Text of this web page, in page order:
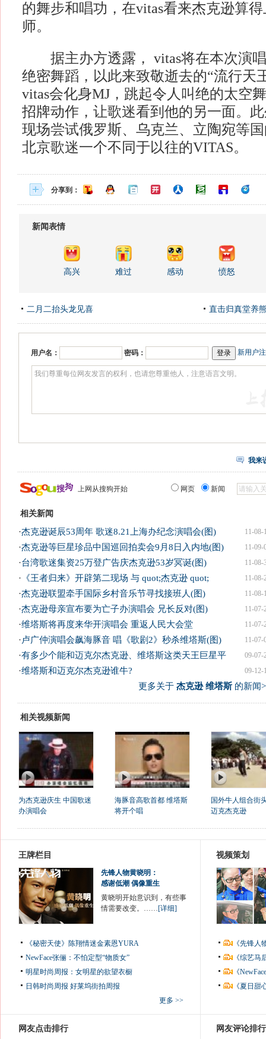
的舞步和唱功，在vitas看来杰克逊算
师。
据主办方透露， vitas将在本次演唱
绝密舞蹈，以此来致敬逝去的“流行天
vitas会化身MJ，跳起令人叫绝的太空
招牌动作，让歌迷看到他的另一面。
现场尝试俄罗斯、乌克兰、立陶宛等
北京歌迷一个不同于以往的VITAS。
分享到：
新闻表情
高兴 难过 感动 愤怒
二月二抬头龙见喜 直击归真堂养
用户名： 密码： 新用户
我来
上网从搜狗开始 网页 新闻
相关新闻
11-08-
·杰克逊诞辰53周年 歌迷8.21上海办纪念演唱会(图)
11-09-
·杰克逊等巨星珍品中国巡回拍卖会9月8日入内地(图)
11-08-
·台湾歌迷集资25万登广告庆杰克逊53岁冥诞(图)
11-08-
· 《王者归来》开辟第二现场 与 quot;杰克逊 quot;
11-08-
·杰克逊联盟牵手国际乡村音乐节寻找接班人(图)
11-07-
·杰克逊母亲宣布要为亡子办演唱会 兄长反对(图)
11-07-
·维塔斯将再度来华开演唱会 重返人民大会堂
11-07-
·卢广仲演唱会飙海豚音 唱《歌剧2》秒杀维塔斯(图)
09-07-
·有多少个能和迈克尔杰克逊、维塔斯这类天王巨星平
09-12-
·维塔斯和迈克尔杰克逊谁牛?
更多关于 杰克逊 维塔斯的新闻
相关视频新闻
为杰克逊庆生 中国歌迷
办演唱会
海豚音高歌首都 维塔斯
将开个唱
国外牛人组合街
迈克杰克逊
王牌栏目
先锋人物黄晓明：
感谢低潮 偶像重生
黄晓明开始意识到，有些事
情需要改变。……[详细]
《秘密天使》陈翔情迷金素恩YURA
NewFace张俪：不怕定型“物质女”
明星时尚周报：女明星的欲望衣橱
日韩时尚周报 好莱坞街拍周报
更多 >>
视频策划
《先锋
《综艺
《
《夏日
网友点击排行 网友评论排行